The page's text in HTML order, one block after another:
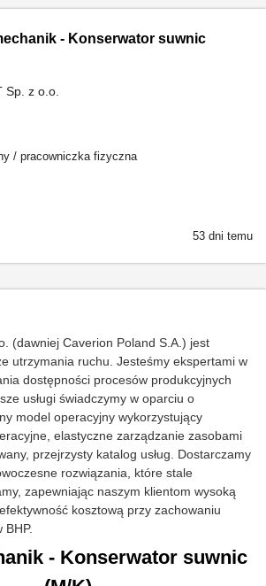
- Konserwator suwnic
Sp. z o.o.
/ pracowniczka fizyczna
53 dni temu
(dawniej Caverion Poland S.A.) jest
utrzymania ruchu. Jesteśmy ekspertami w
dostępności procesów produkcyjnych
usługi świadczymy w oparciu o
model operacyjny wykorzystujący
elastyczne zarządzanie zasobami
przejrzysty katalog usług. Dostarczamy
rozwiązania, które stale
zapewniając naszym klientom wysoką
kosztową przy zachowaniu
- Konserwator suwnic